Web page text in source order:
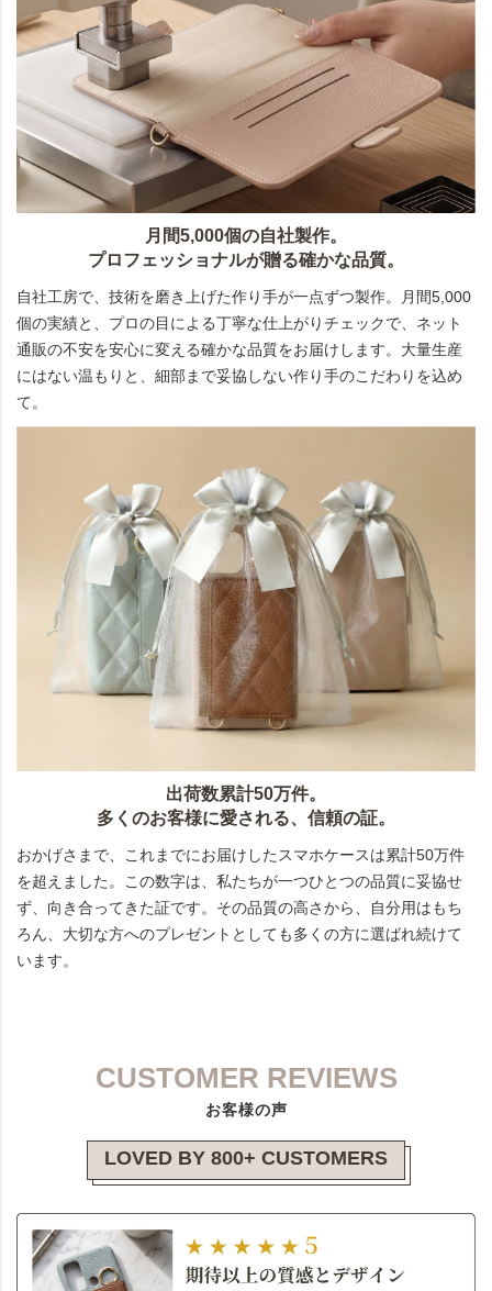
月間5,000個の自社製作。
プロフェッショナルが贈る確かな品質。
自社工房で、技術を磨き上げた作り手が一点ずつ製作。月間5,000
個の実績と、プロの目による丁寧な仕上がりチェックで、ネット
通販の不安を安心に変える確かな品質をお届けします。大量生産
にはない温もりと、細部まで妥協しない作り手のこだわりを込め
て。
出荷数累計50万件。
多くのお客様に愛される、信頼の証。
おかげさまで、これまでにお届けしたスマホケースは累計50万件
を超えました。この数字は、私たちが一つひとつの品質に妥協せ
ず、向き合ってきた証です。その品質の高さから、自分用はもち
ろん、大切な方へのプレゼントとしても多くの方に選ばれ続けて
います。
CUSTOMER REVIEWS
お客様の声
LOVED BY 800+ CUSTOMERS